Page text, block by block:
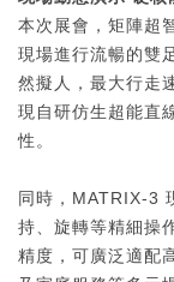
本次展會，矩陣超
現場進行流暢的雙
然擬人，最大行走
現自研仿生超能直
性。
同時，MATRIX-3
持、旋轉等精細操
精度，可廣泛適配